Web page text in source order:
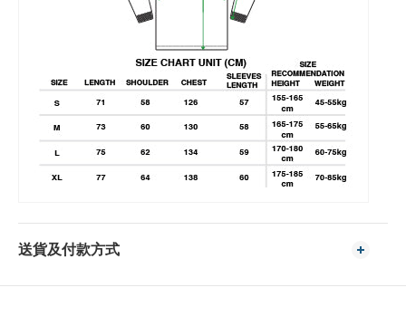
送貨及付款方式